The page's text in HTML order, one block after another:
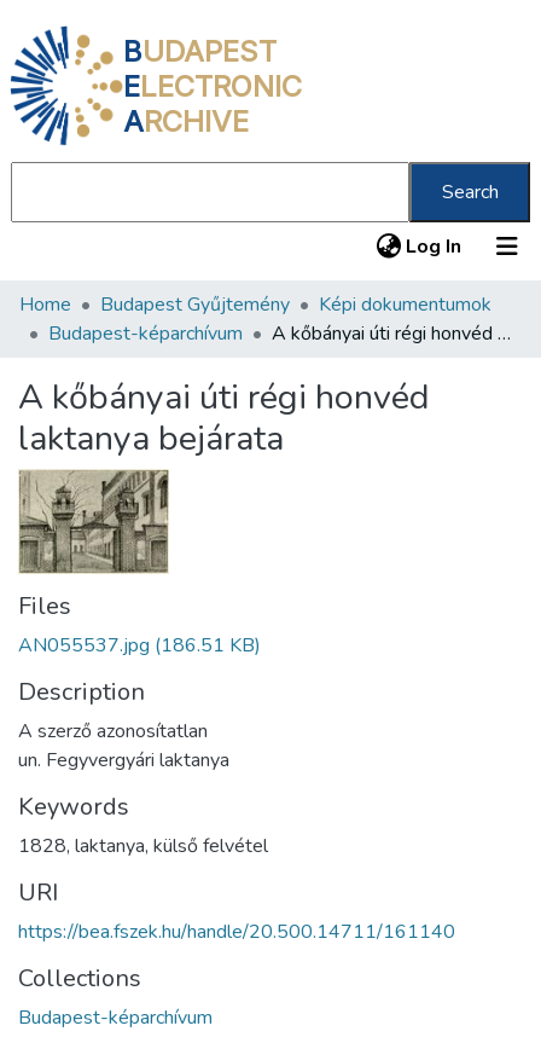
BUDAPEST
ELECTRONIC
ARCHIVE
Search
Log In (current)
Communities & Collections
Statistics
About us
Home Budapest Gyűjtemény
Képi dokumentumok
Budapest-képarchívum
A kőbányai úti régi honvéd laktanya bejárata
A kőbányai úti régi honvéd
laktanya bejárata
Files
AN055537.jpg (186.51 KB)
Description
A szerző azonosítatlan
un. Fegyvergyári laktanya
Keywords
1828, laktanya, külső felvétel
URI
https://bea.fszek.hu/handle/20.500.14711/161140
Collections
Budapest-képarchívum